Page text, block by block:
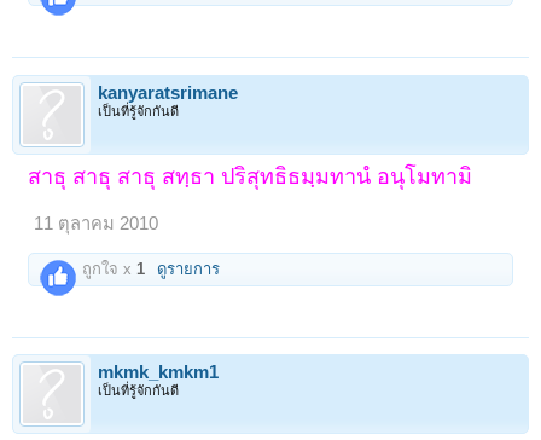
kanyaratsrimane
เป็นที่รู้จักกันดี
สาธุ สาธุ สาธุ สทฺธา ปริสุทธิธมฺมทานํ อนุโมทามิ
11 ตุลาคม 2010
ถูกใจ x 1 ดูรายการ
mkmk_kmkm1
เป็นที่รู้จักกันดี